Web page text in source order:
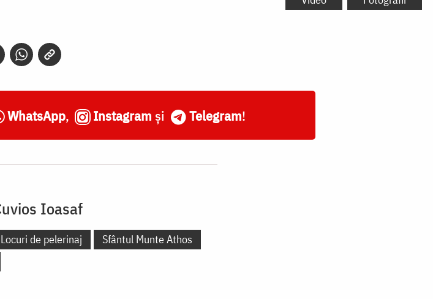
WhatsApp, Instagram și Telegram!
Ioasaf
Locuri de pelerinaj
Sfântul Munte Athos